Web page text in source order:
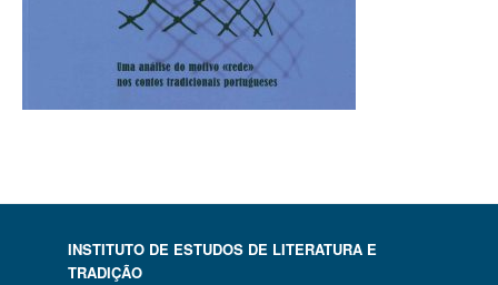
INSTITUTO DE ESTUDOS DE LITERATURA E
TRADIÇÃO